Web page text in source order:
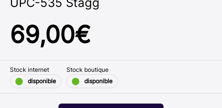
69,00€
Stock internet
disponible
Stock boutique
disponible